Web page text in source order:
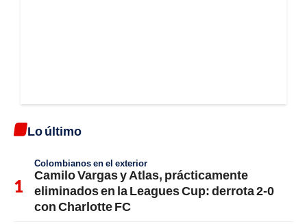
Lo último
Colombianos en el exterior
Camilo Vargas y Atlas, prácticamente
eliminados en la Leagues Cup: derrota 2-0
con Charlotte FC